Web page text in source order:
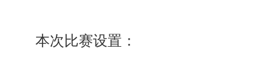
本次比赛设置：